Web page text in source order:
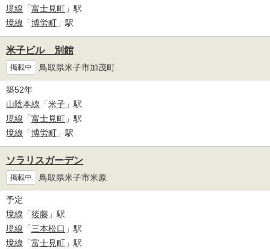
境線 「富士見町 」駅
境線 「博労町 」駅
米子ビル 別館
掲載中 鳥取県米子市加茂町
築52年
山陰本線 「米子 」駅
境線 「富士見町 」駅
境線 「博労町 」駅
ソラリスガーデン
掲載中 鳥取県米子市米原
予定
境線 「後藤 」駅
境線 「三本松口 」駅
境線 「富士見町 」駅